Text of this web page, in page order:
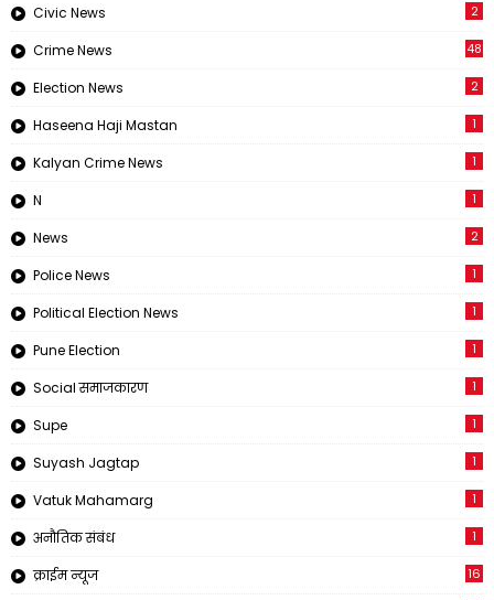
Civic News 2
Crime News 48
Election News 2
Haseena Haji Mastan 1
Kalyan Crime News 1
N 1
News 2
Police News 1
Political Election News 1
Pune Election 1
Social समाजकारण 1
Supe 1
Suyash Jagtap 1
Vatuk Mahamarg 1
अनौतिक संबंध 1
क्राईम न्यूज 16